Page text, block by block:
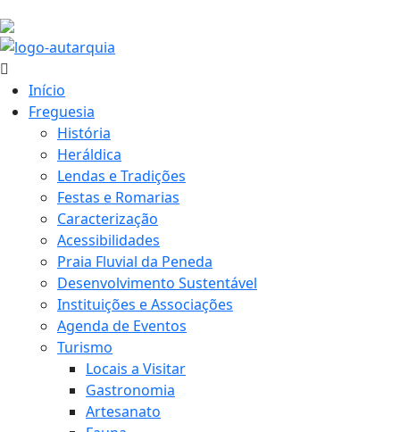
Início
Freguesia
História
Heráldica
Lendas e Tradições
Festas e Romarias
Caracterização
Acessibilidades
Praia Fluvial da Peneda
Desenvolvimento Sustentável
Instituições e Associações
Agenda de Eventos
Turismo
Locais a Visitar
Gastronomia
Artesanato